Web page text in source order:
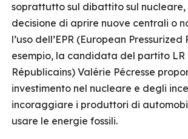
soprattutto sul dibattito sul nucleare,
decisione di aprire nuove centrali o
l’uso dell’EPR (European
esempio, la candidata del partito LR
Républicains) Valérie Pécresse
investimento nel nucleare e degli
incoraggiare i produttori di
usare le energie fossili.